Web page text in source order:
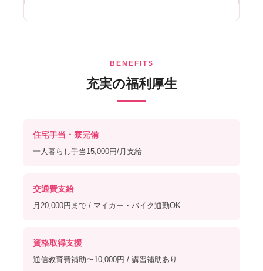
BENEFITS
充実の福利厚生
住宅手当・寮完備
一人暮らし手当15,000円/月支給
交通費支給
月20,000円まで / マイカー・バイク通勤OK
資格取得支援
通信教育費補助〜10,000円 / 講習補助あり